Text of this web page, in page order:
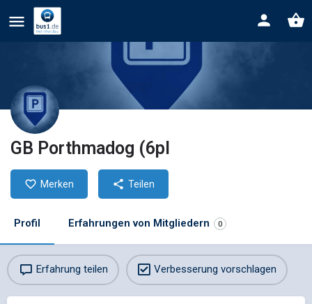
GB Porthmadog (6pl
Merken Teilen
Profil Erfahrungen von Mitgliedern 0
Erfahrung teilen Verbesserung vorschlagen